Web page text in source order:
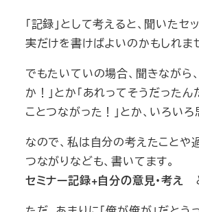
「記録」として考えると、聞いたセ
実だけを書けばよいのかもしれま
でもたいていの場合、聞きながら
か！」とか「あれってそうだったん
ことつながった！」とか、いろい
なので、私は自分の考えたことや
つながりなども、書いてます。
セミナー記録+自分の意見・考え